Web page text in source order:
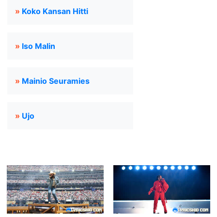
» Koko Kansan Hitti
» Iso Malin
» Mainio Seuramies
» Ujo